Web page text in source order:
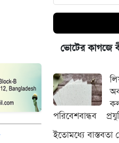
গ্যাস ও
আশার
নদীদূষণ
প্রজন্মের কাছে
ভোটের কাগজে
পরিবেশবান্ধব
ইতোমধ্যে বাস্তবতা